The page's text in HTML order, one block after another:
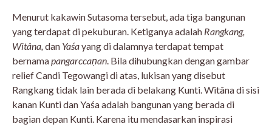
Menurut kakawin Sutasoma tersebut, ada tiga bangunan
yang terdapat di pekuburan. Ketiganya adalah Rangkang,
Witâna, dan Yaśayang di dalamnya terdapat tempat
bernamapangarccaṇan. Bila dihubungkan dengan gambar
relief Candi Tegowangi di atas, lukisan yang disebut
Rangkang tidak lain berada di belakang Kunti. Witâna di sisi
kanan Kunti dan Yaśa adalah bangunan yang berada di
bagian depan Kunti. Karena itu mendasarkan inspirasi